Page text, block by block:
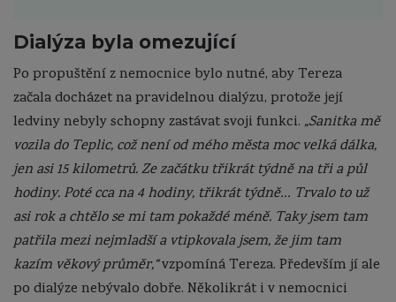
Dialýza byla omezující
Po propuštění z nemocnice bylo nutné, aby Tereza
začala docházet na pravidelnou dialýzu, protože její
ledviny nebyly schopny zastávat svoji funkci. „Sanitka mě
vozila do Teplic, což není od mého města moc velká dálka,
jen asi 15 kilometrů. Ze začátku třikrát týdně na tři a půl
hodiny. Poté cca na 4 hodiny, třikrát týdně… Trvalo to už
asi rok a chtělo se mi tam pokaždé méně. Taky jsem tam
patřila mezi nejmladší a vtipkovala jsem, že jim tam
kazím věkový průměr,“vzpomíná Tereza. Především jí ale
po dialýze nebývalo dobře. Několikrát i v nemocnici